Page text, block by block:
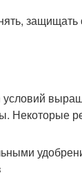
Некоторые